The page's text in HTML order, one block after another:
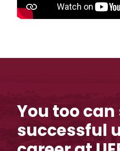
You too
successful